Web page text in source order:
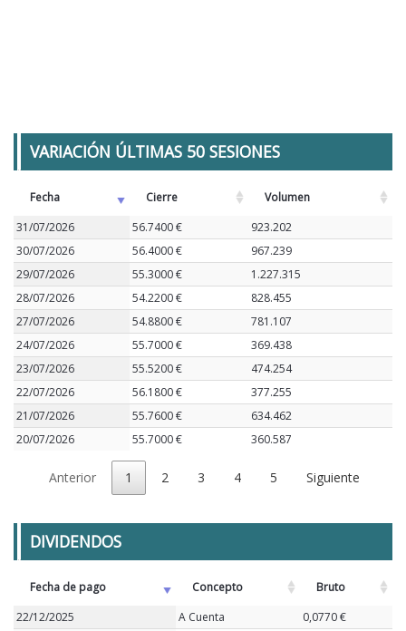
VARIACIÓN ÚLTIMAS 50 SESIONES
Fecha Cierre
Volumen
31/07/2026
56.7400 €
923.202
30/07/2026
56.4000 €
967.239
29/07/2026
55.3000 €
1.227.315
28/07/2026
54.2200 €
828.455
27/07/2026
54.8800 €
781.107
24/07/2026
55.7000 €
369.438
23/07/2026
55.5200 €
474.254
22/07/2026
56.1800 €
377.255
21/07/2026
55.7600 €
634.462
20/07/2026
55.7000 € 360.587
Anterior 1 2 3 4 5 Siguiente
DIVIDENDOS
Fecha de pago Concepto
Bruto
22/12/2025
A Cuenta
0,0770 €